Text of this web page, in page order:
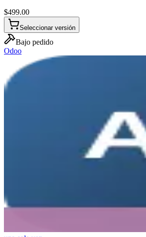
$499.00
Seleccionar versión
Bajo pedido
Odoo